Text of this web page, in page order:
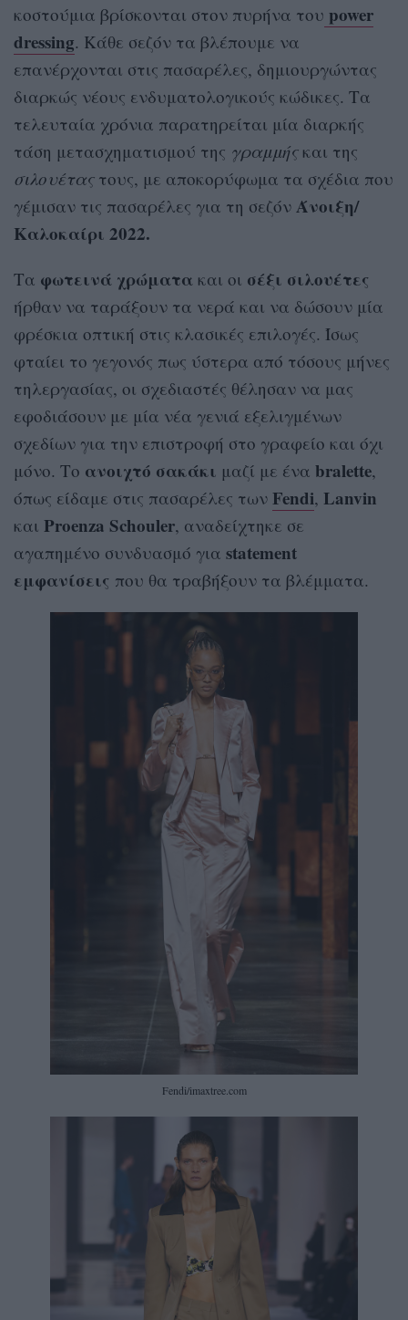
κοστούμια βρίσκονται στον πυρήνα του power
dressing. Κάθε σεζόν τα βλέπουμε να
επανέρχονται στις πασαρέλες, δημιουργώντας
διαρκώς νέους ενδυματολογικούς κώδικες. Τα
τελευταία χρόνια παρατηρείται μία διαρκής
τάση μετασχηματισμού της γραμμήςκαι της
σιλουέταςτους, με αποκορύφωμα τα σχέδια που
γέμισαν τις πασαρέλες για τη σεζόν Άνοιξη/
Καλοκαίρι 2022.
Τα φωτεινά χρώματα και οι σέξι σιλουέτες
ήρθαν να ταράξουν τα νερά και να δώσουν μία
φρέσκια οπτική στις κλασικές επιλογές. Ίσως
φταίει το γεγονός πως ύστερα από τόσους μήνες
τηλεργασίας, οι σχεδιαστές θέλησαν να μας
εφοδιάσουν με μία νέα γενιά εξελιγμένων
σχεδίων για την επιστροφή στο γραφείο και όχι
μόνο. Το ανοιχτό σακάκι μαζί με ένα bralette,
όπως είδαμε στις πασαρέλες των Fendi, Lanvin
και Proenza Schouler, αναδείχτηκε σε
αγαπημένο συνδυασμό για statement
εμφανίσεις που θα τραβήξουν τα βλέμματα.
Fendi/imaxtree.com